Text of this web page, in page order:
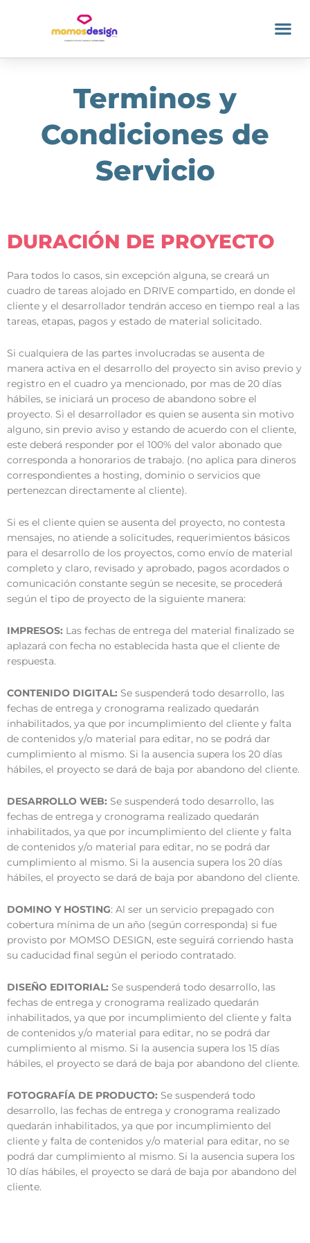
Terminos y
Condiciones de
Servicio
DURACIÓN DE PROYECTO
Para todos lo casos, sin excepción alguna, se creará un
cuadro de tareas alojado en DRIVE compartido, en donde el
cliente y el desarrollador tendrán acceso en tiempo real a las
tareas, etapas, pagos y estado de material solicitado.
Si cualquiera de las partes involucradas se ausenta de
manera activa en el desarrollo del proyecto sin aviso previo y
registro en el cuadro ya mencionado, por mas de 20 días
hábiles, se iniciará un proceso de abandono sobre el
proyecto. Si el desarrollador es quien se ausenta sin motivo
alguno, sin previo aviso y estando de acuerdo con el cliente,
este deberá responder por el 100% del valor abonado que
corresponda a honorarios de trabajo. (no aplica para dineros
correspondientes a hosting, dominio o servicios que
pertenezcan directamente al cliente).
Si es el cliente quien se ausenta del proyecto, no contesta
mensajes, no atiende a solicitudes, requerimientos básicos
para el desarrollo de los proyectos, como envío de material
completo y claro, revisado y aprobado, pagos acordados o
comunicación constante según se necesite, se procederá
según el tipo de proyecto de la siguiente manera:
IMPRESOS: Las fechas de entrega del material finalizado se
aplazará con fecha no establecida hasta que el cliente de
respuesta.
CONTENIDO DIGITAL: Se suspenderá todo desarrollo, las
fechas de entrega y cronograma realizado quedarán
inhabilitados, ya que por incumplimiento del cliente y falta
de contenidos y/o material para editar, no se podrá dar
cumplimiento al mismo. Si la ausencia supera los 20 días
hábiles, el proyecto se dará de baja por abandono del cliente.
DESARROLLO WEB: Se suspenderá todo desarrollo, las
fechas de entrega y cronograma realizado quedarán
inhabilitados, ya que por incumplimiento del cliente y falta
de contenidos y/o material para editar, no se podrá dar
cumplimiento al mismo. Si la ausencia supera los 20 días
hábiles, el proyecto se dará de baja por abandono del cliente.
DOMINO Y HOSTING: Al ser un servicio prepagado con
cobertura mínima de un año (según corresponda) si fue
provisto por MOMSO DESIGN, este seguirá corriendo hasta
su caducidad final según el periodo contratado.
DISEÑO EDITORIAL: Se suspenderá todo desarrollo, las
fechas de entrega y cronograma realizado quedarán
inhabilitados, ya que por incumplimiento del cliente y falta
de contenidos y/o material para editar, no se podrá dar
cumplimiento al mismo. Si la ausencia supera los 15 días
hábiles, el proyecto se dará de baja por abandono del cliente.
FOTOGRAFÍA DE PRODUCTO: Se suspenderá todo
desarrollo, las fechas de entrega y cronograma realizado
quedarán inhabilitados, ya que por incumplimiento del
cliente y falta de contenidos y/o material para editar, no se
podrá dar cumplimiento al mismo. Si la ausencia supera los
10 días hábiles, el proyecto se dará de baja por abandono del
cliente.